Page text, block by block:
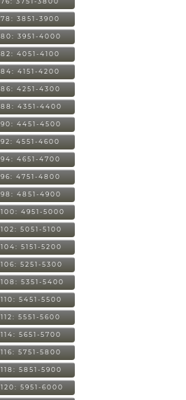
78: 3851-3900
80: 3951-4000
82: 4051-4100
84: 4151-4200
86: 4251-4300
88: 4351-4400
90: 4451-4500
92: 4551-4600
94: 4651-4700
96: 4751-4800
98: 4851-4900
100: 4951-5000
102: 5051-5100
104: 5151-5200
106: 5251-5300
108: 5351-5400
110: 5451-5500
112: 5551-5600
114: 5651-5700
116: 5751-5800
118: 5851-5900
120: 5951-6000